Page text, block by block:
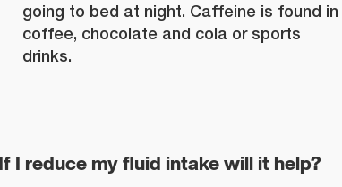
going to bed at night. Caffeine is found in
coffee, chocolate and cola or sports
drinks.
If I reduce my fluid intake will it help?